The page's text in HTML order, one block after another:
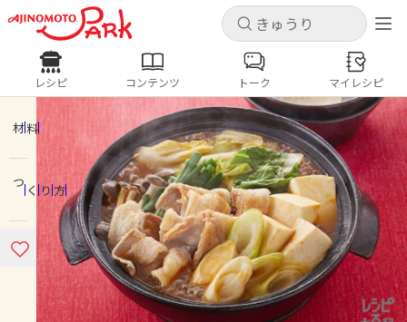
キャンセル
ログインするとレシピを保存できます
ログイン 新規登録
ホーム
コンテンツ
レシピ
キャンセル
レシピ コンテンツ
人気の食材・レシピ
きゅうり なす トマト
とうもろこし
ピーマン
みょうが ゴーヤ
レシピ コンテンツ トーク マイレシピ
材料
つくり方